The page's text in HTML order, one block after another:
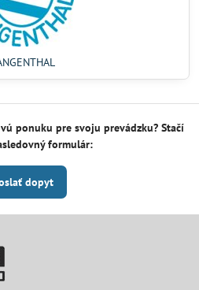
ponuku pre svoju prevádzku? Stačí
formulár:
dopyt